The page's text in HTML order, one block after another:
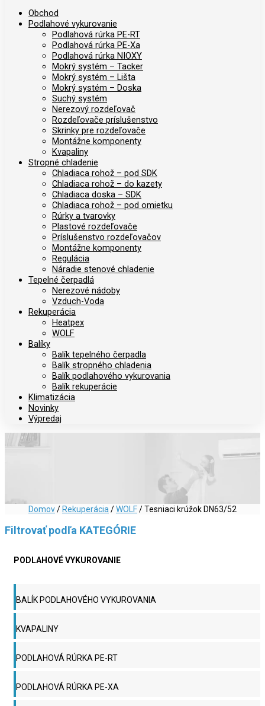
Obchod
Podlahové vykurovanie
Podlahová rúrka PE-RT
Podlahová rúrka PE-Xa
Podlahová rúrka NIOXY
Mokrý systém – Tacker
Mokrý systém – Lišta
Mokrý systém – Doska
Suchý systém
Nerezový rozdeľovač
Rozdeľovače príslušenstvo
Skrinky pre rozdeľovače
Montážne komponenty
Kvapaliny
Stropné chladenie
Chladiaca rohož – pod SDK
Chladiaca rohož – do kazety
Chladiaca doska – SDK
Chladiaca rohož – pod omietku
Rúrky a tvarovky
Plastové rozdeľovače
Príslušenstvo rozdeľovačov
Montážne komponenty
Regulácia
Náradie stenové chladenie
Tepelné čerpadlá
Nerezové nádoby
Vzduch-Voda
Rekuperácia
Heatpex
WOLF
Balíky
Balík tepelného čerpadla
Balík stropného chladenia
Balík podlahového vykurovania
Balík rekuperácie
Klimatizácia
Novinky
Výpredaj
Domov/ Rekuperácia /WOLF/ Tesniaci krúžok DN63/52
Filtrovať podľa KATEGÓRIE
PODLAHOVÉ VYKUROVANIE
BALÍK PODLAHOVÉHO VYKUROVANIA
KVAPALINY
PODLAHOVÁ RÚRKA PE-RT
PODLAHOVÁ RÚRKA PE-XA